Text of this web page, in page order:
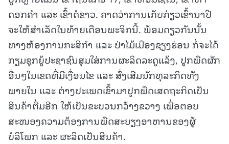
ດອກຄໍາ ແລະ ເຂົ້າດໍຂາວ. ຄາດວ່າການເກັບກ່ຽວເຂົ້ານາປີ
ຈະໃຫ້ສໍາເລັດໃນທ້າຍເດືອນພະຈິກນີ້. ພ້ອມດຽວກັນນັ້ນ
ທາງຫ້ອງການກະສິກໍາ ແລະ ປ່າໄມ້ເມືອງຊຽງຮ່ອນ ກໍ່ຈະໄດ້
ກຽມຊຸກຍູ້ປະຊາຊົນສຸມໃສ່ການຜະລິດລະດູແລ້ງ, ປູກພືດຜັກ
ອື່ນໆໃນເຂດທີ່ມີເງື່ອນໄຂ ແລະ ສົ່ງເສີມນັກທຸລະກິດທັງ
ພາຍໃນ ແລະ ຕ່າງປະເພດເຂົ້າມາປູກພືດເສດຖະກິດເປັນ
ສິນຄ້າຕື່ມອີກ ໃຫ້ເປັນຂະບວນກວ້າງຂວາງ ເພື່ອຕອບ
ສະໜອງຄວາມຕ້ອງການພືດສະບຽງອາຫານຂອງຜູ້
ບໍລິໂພກ ແລະ ຜະລິດເປັນສິນຄ້າ.